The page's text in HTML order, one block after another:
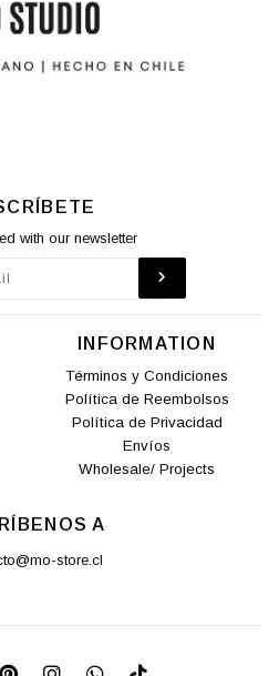
with our newsletter
INFORMATION
Términos y Condiciones
Política de Reembolsos
Política de Privacidad
Envíos
Wholesale/ Projects
A
store.cl